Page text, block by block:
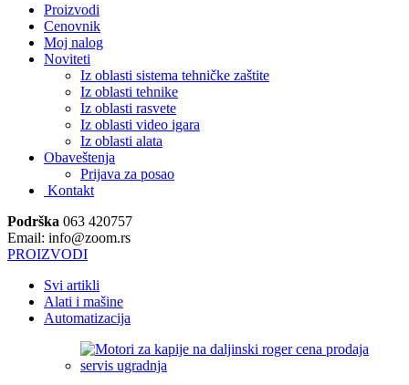
Proizvodi
Cenovnik
Moj nalog
Noviteti
Iz oblasti sistema tehničke zaštite
Iz oblasti tehnike
Iz oblasti rasvete
Iz oblasti video igara
Iz oblasti alata
Obaveštenja
Prijava za posao
Kontakt
Podrška 063 420757
Email: info@zoom.rs
PROIZVODI
Svi artikli
Alati i mašine
Automatizacija